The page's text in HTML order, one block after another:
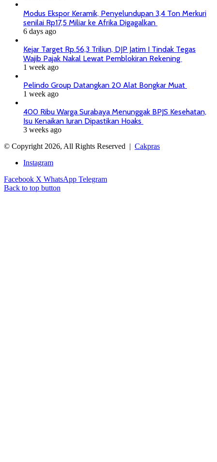
Modus Ekspor Keramik, Penyelundupan 3,4 Ton Merkuri
senilai Rp17,5 Miliar ke Afrika Digagalkan
6 days ago
Kejar Target Rp.56,3 Triliun, DJP Jatim I Tindak Tegas
Wajib Pajak Nakal Lewat Pemblokiran Rekening
1 week ago
Pelindo Group Datangkan 20 Alat Bongkar Muat
1 week ago
400 Ribu Warga Surabaya Menunggak BPJS Kesehatan,
Isu Kenaikan Iuran Dipastikan Hoaks
3 weeks ago
© Copyright 2026, All Rights Reserved | Cakpras
Instagram
Facebook X WhatsApp Telegram
Back to top button